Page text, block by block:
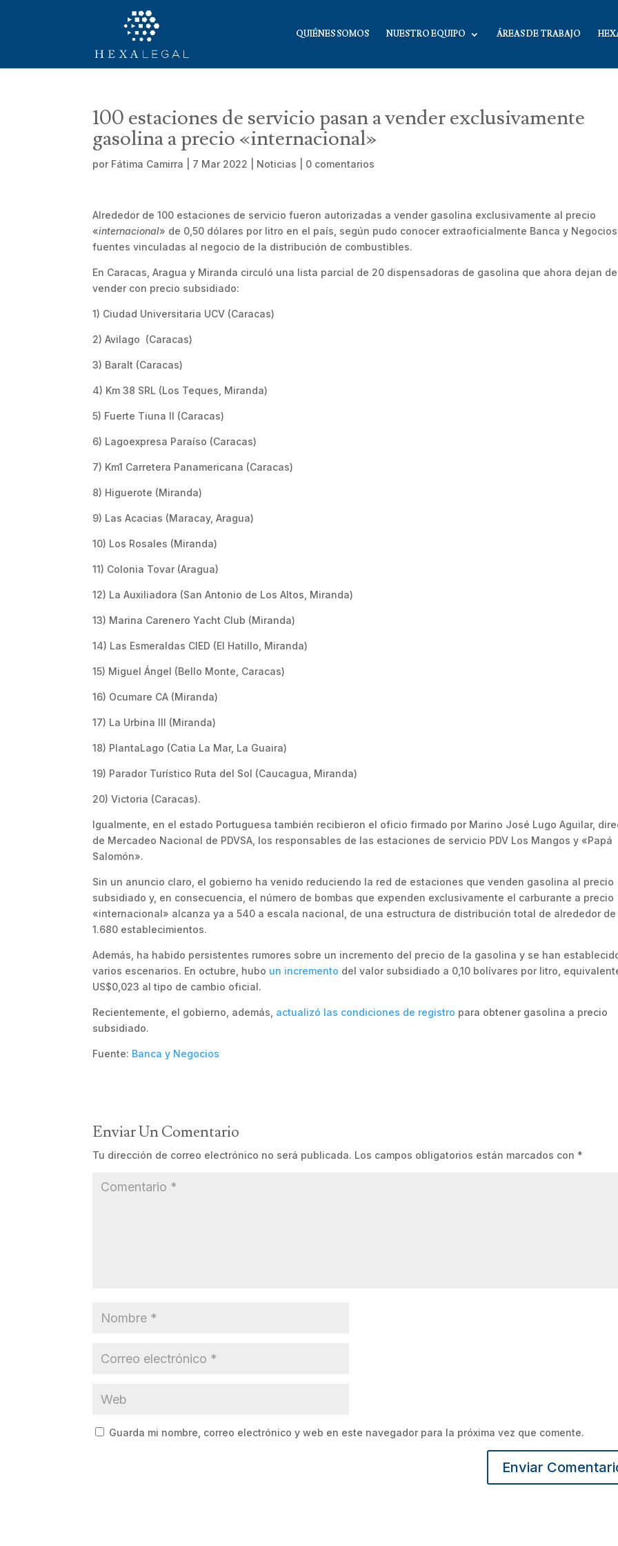
QUIÉNES SOMOS NUESTRO EQUIPO ÁREAS DE TRABAJO
100 estaciones de servicio pasan a vender exclusivamente
gasolina a precio «internacional»
por Fátima Camirra 7 Mar 2022 Noticias 0 comentarios
Alrededor de 100 estaciones de servicio fueron autorizadas a vender gasolina exclusivamente al precio
«internacional» de 0,50 dólares por litro en el país, según pudo conocer extraoficialmente Banca y
fuentes vinculadas al negocio de la distribución de combustibles.
En Caracas, Aragua y Miranda circuló una lista parcial de 20 dispensadoras de gasolina que ahora dejan de
vender con precio subsidiado:
1) Ciudad Universitaria UCV (Caracas)
2) Avilago (Caracas)
3) Baralt (Caracas)
4) Km 38 SRL (Los Teques, Miranda)
5) Fuerte Tiuna II (Caracas)
6) Lagoexpresa Paraíso (Caracas)
7) Km1 Carretera Panamericana (Caracas)
8) Higuerote (Miranda)
9) Las Acacias (Maracay, Aragua)
10) Los Rosales (Miranda)
11) Colonia Tovar (Aragua)
12) La Auxiliadora (San Antonio de Los Altos, Miranda)
13) Marina Carenero Yacht Club (Miranda)
14) Las Esmeraldas CIED (El Hatillo, Miranda)
15) Miguel Ángel (Bello Monte, Caracas)
16) Ocumare CA (Miranda)
17) La Urbina III (Miranda)
18) PlantaLago (Catia La Mar, La Guaira)
19) Parador Turístico Ruta del Sol (Caucagua, Miranda)
20) Victoria (Caracas).
Igualmente, en el estado Portuguesa también recibieron el oficio firmado por Marino José Lugo Aguilar,
de Mercadeo Nacional de PDVSA, los responsables de las estaciones de servicio PDV Los Mangos y «Papá
Salomón».
Sin un anuncio claro, el gobierno ha venido reduciendo la red de estaciones que venden gasolina al precio
subsidiado y, en consecuencia, el número de bombas que expenden exclusivamente el carburante a precio
«internacional» alcanza ya a 540 a escala nacional, de una estructura de distribución total de alrededor de
1.680 establecimientos.
Además, ha habido persistentes rumores sobre un incremento del precio de la gasolina y se han
varios escenarios. En octubre, hubo un incremento del valor subsidiado a 0,10 bolívares por litro,
US$0,023 al tipo de cambio oficial.
Recientemente, el gobierno, además, actualizó las condiciones de registro para obtener gasolina a precio
subsidiado.
Fuente: Banca y Negocios
Enviar Un Comentario
Tu dirección de correo electrónico no será publicada. Los campos obligatorios están marcados con *
Guarda mi nombre, correo electrónico y web en este navegador para la próxima vez que comente.